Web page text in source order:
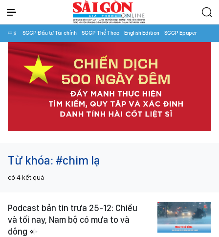
中文 SGGP Đầu tư Tài chính SGGP Thể Thao English Edition SGGP Epaper
Từ khóa: #chim lạ
có 4 kết quả
Podcast bản tin trưa 25-12: Chiều
và tối nay, Nam bộ có mưa to và
dông